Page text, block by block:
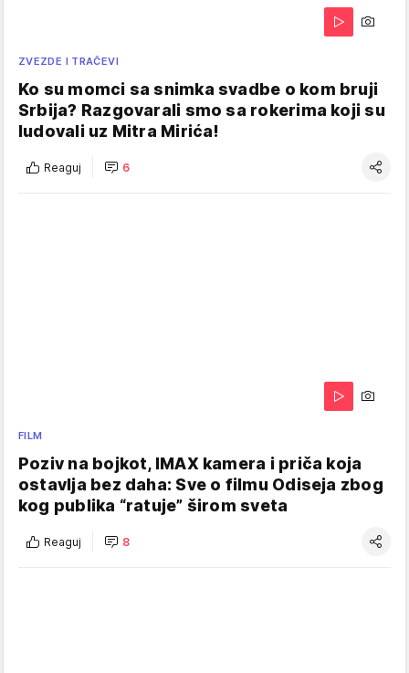
ZVEZDE I TRAČEVI
Ko su momci sa snimka svadbe o kom bruji
Srbija? Razgovarali smo sa rokerima koji su
ludovali uz Mitra Mirića!
Reaguj 6
FILM
Poziv na bojkot, IMAX kamera i priča koja
ostavlja bez daha: Sve o filmu Odiseja zbog
kog publika “ratuje” širom sveta
Reaguj 8